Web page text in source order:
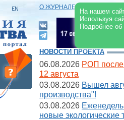
На нашем
Используя
Подробнее
О ЖУРНАЛЕ |
НОВОСТИ ПРОЕКТА
06.08.2026 РОП после
12 августа
03.08.2026 Вышел
производства"!
03.08.2026
новые экологические